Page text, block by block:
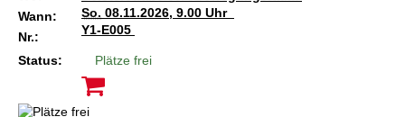
Kindertagesstätte Schneiderberg
Offene Sprach-Sprechstunde
Kindertagesstätte Moorlilienweg /
Familienzentrum
Wann:
So. 08.11.2026, 9.00 Uhr
Nr.:
Y1-E005
Status: Plätze frei